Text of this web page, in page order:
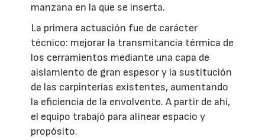
manzana en la que se inserta.
La primera actuación fue de carácter
técnico: mejorar la transmitancia térmica de
los cerramientos mediante una capa de
aislamiento de gran espesor y la sustitución
de las carpinterías existentes, aumentando
la eficiencia de la envolvente. A partir de ahí,
el equipo trabajó para alinear espacio y
propósito.